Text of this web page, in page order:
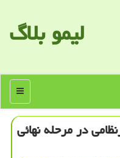
لیمو بلاگ
منو
در مرحله نهائی